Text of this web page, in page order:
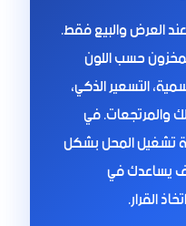
العرض والبيع فقط.
حسب اللون
التسعير الذكي،
والمرتجعات. في
تشغيل المحل بشكل
يساعدك في